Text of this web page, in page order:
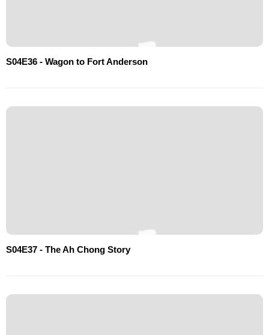
S04E36 - Wagon to Fort Anderson
S04E37 - The Ah Chong Story